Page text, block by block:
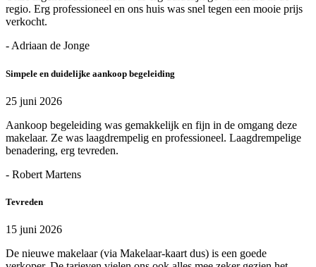
regio. Erg professioneel en ons huis was snel tegen een mooie prijs
verkocht.
- Adriaan de Jonge
Simpele en duidelijke aankoop begeleiding
25 juni 2026
Aankoop begeleiding was gemakkelijk en fijn in de omgang deze
makelaar. Ze was laagdrempelig en professioneel. Laagdrempelige
benadering, erg tevreden.
- Robert Martens
Tevreden
15 juni 2026
De nieuwe makelaar (via Makelaar-kaart dus) is een goede